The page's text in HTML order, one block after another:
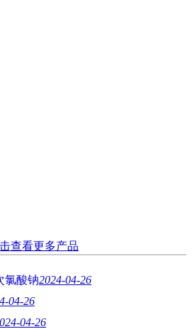
查看更多产品
氯酸钠2024-04-26
04-26
04-26